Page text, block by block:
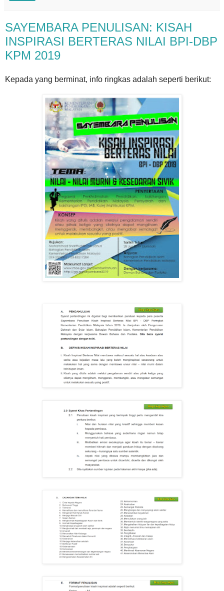
SAYEMBARA PENULISAN: KISAH
INSPIRASI BERTERAS NILAI BPI-DBP
KPM 2019
Kepada yang berminat, info ringkas adalah seperti berikut: